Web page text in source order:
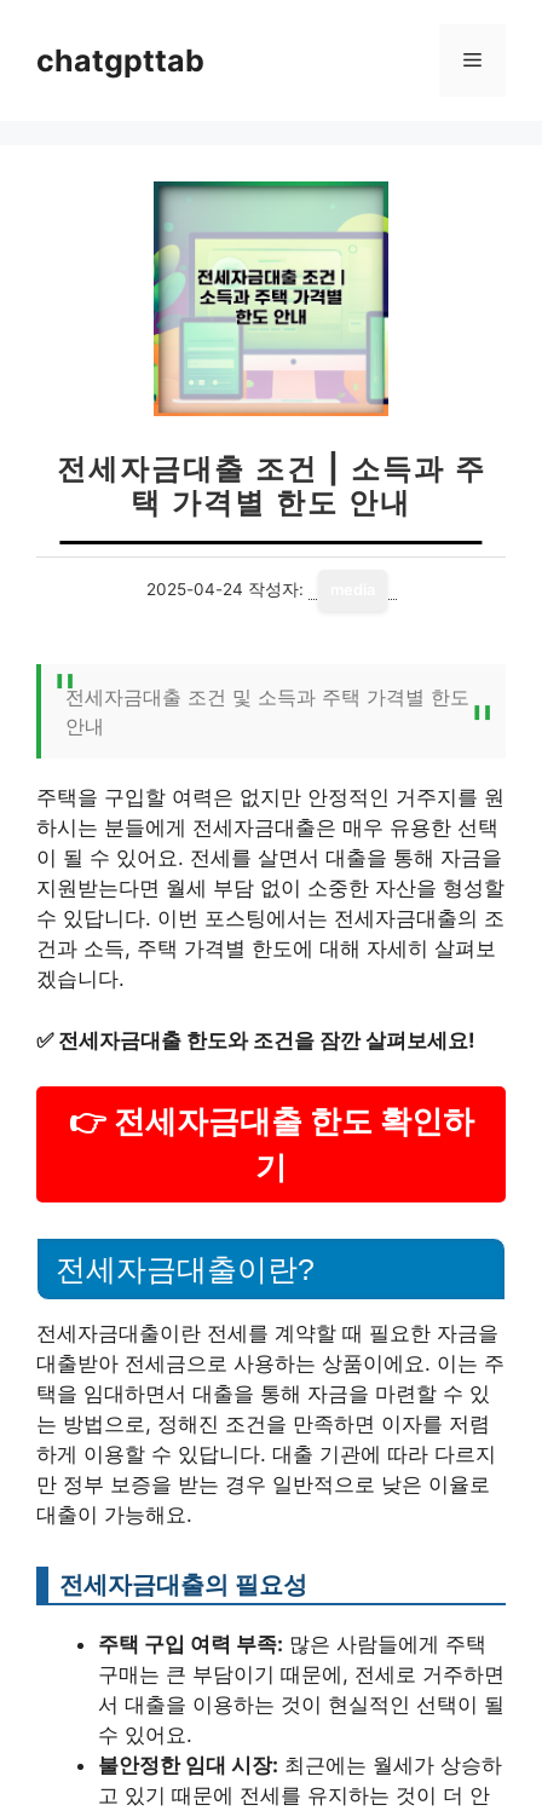
chatgpttab 메
전세자금대출 조건 | 소득과 주
택 가격별 한도 안내
2025-04-24 작성자:
전세자금대출 조건 및 소득과 주택 가격별 한도
안내
주택을 구입할 여력은 없지만 안정적인 거주지를 원
하시는 분들에게 전세자금대출은 매우 유용한 선택
이 될 수 있어요. 전세를 살면서 대출을 통해 자금을
지원받는다면 월세 부담 없이 소중한 자산을 형성할
수 있답니다. 이번 포스팅에서는 전세자금대출의 조
건과 소득, 주택 가격별 한도에 대해 자세히 살펴보
겠습니다.
✅ 전세자금대출 한도와 조건을 잠깐 살펴보세요!
👉 전세자금대출 한도 확인하
기
전세자금대출이란?
전세자금대출이란 전세를 계약할 때 필요한 자금을
대출받아 전세금으로 사용하는 상품이에요. 이는 주
택을 임대하면서 대출을 통해 자금을 마련할 수 있
는 방법으로, 정해진 조건을 만족하면 이자를 저렴
하게 이용할 수 있답니다. 대출 기관에 따라 다르지
만 정부 보증을 받는 경우 일반적으로 낮은 이율로
대출이 가능해요.
전세자금대출의 필요성
주택 구입 여력 부족: 많은 사람들에게 주택
구매는 큰 부담이기 때문에, 전세로 거주하면
서 대출을 이용하는 것이 현실적인 선택이 될
수 있어요.
불안정한 임대 시장: 최근에는 월세가 상승하
고 있기 때문에 전세를 유지하는 것이 더 안